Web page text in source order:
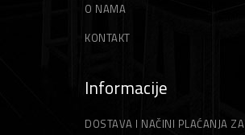
O NAMA
KONTAKT
Informacije
DOSTAVA I NAČINI PLAĆANJA ZA